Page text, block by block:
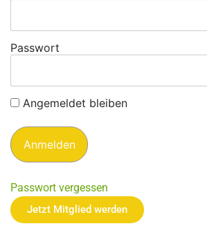
Passwort
Angemeldet bleiben
Passwort vergessen
Jetzt Mitglied werden